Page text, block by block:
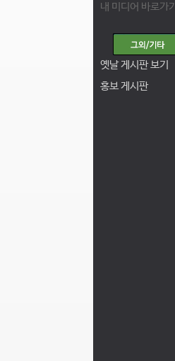
내 미디어 바로가기
옛날 게시판 보기
홍보 게시판